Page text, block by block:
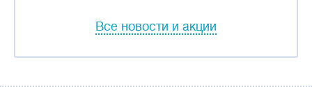
Все новости и акции